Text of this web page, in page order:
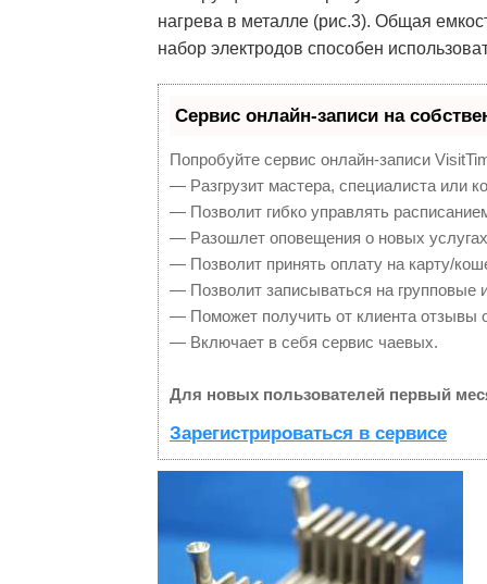
нагрева в металле (рис.3). Общая
набор электродов способен
Сервис онлайн-записи на
Попробуйте сервис онлайн-записи
— Разгрузит мастера, специалиста или
— Позволит гибко управлять
— Разошлет оповещения о новых
— Позволит принять оплату на карту/
— Позволит записываться на групповые
— Поможет получить от клиента отзывы
— Включает в себя сервис чаевых.
Для новых пользователей первый
Зарегистрироваться в сервисе